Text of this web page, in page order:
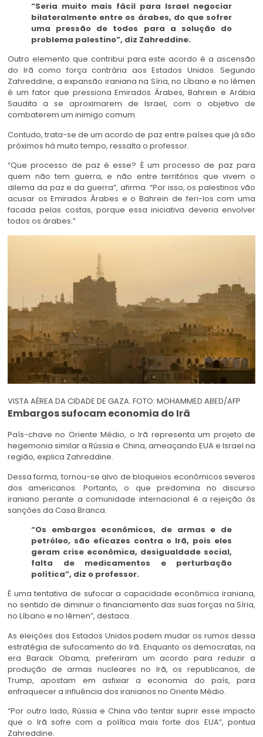
“Seria muito mais fácil para Israel negociar
bilateralmente entre os árabes, do que sofrer
uma pressão de todos para a solução do
problema palestino”, diz Zahreddine.
Outro elemento que contribui para este acordo é a ascensão
do Irã como força contrária aos Estados Unidos. Segundo
Zahreddine, a expansão iraniana na Síria, no Líbano e no Iêmen
é um fator que pressiona Emirados Árabes, Bahrein e Arábia
Saudita a se aproximarem de Israel, com o objetivo de
combaterem um inimigo comum.
Contudo, trata-se de um acordo de paz entre países que já são
próximos há muito tempo, ressalta o professor.
“Que processo de paz é esse? É um processo de paz para
quem não tem guerra, e não entre territórios que vivem o
dilema da paz e da guerra”, afirma. “Por isso, os palestinos vão
acusar os Emirados Árabes e o Bahrein de feri-los com uma
facada pelas costas, porque essa iniciativa deveria envolver
todos os árabes.”
VISTA AÉREA DA CIDADE DE GAZA. FOTO: MOHAMMED ABED/AFP
Embargos sufocam economia do Irã
País-chave no Oriente Médio, o Irã representa um projeto de
hegemonia similar a Rússia e China, ameaçando EUA e Israel na
região, explica Zahreddine.
Dessa forma, tornou-se alvo de bloqueios econômicos severos
dos americanos. Portanto, o que predomina no discurso
iraniano perante a comunidade internacional é a rejeição às
sanções da Casa Branca.
“Os embargos econômicos, de armas e de
petróleo, são eficazes contra o Irã, pois eles
geram crise econômica, desigualdade social,
falta de medicamentos e perturbação
política”, diz o professor.
É uma tentativa de sufocar a capacidade econômica iraniana,
no sentido de diminuir o financiamento das suas forças na Síria,
no Líbano e no Iêmen”, destaca..
As eleições dos Estados Unidos podem mudar os rumos dessa
estratégia de sufocamento do Irã. Enquanto os democratas, na
era Barack Obama, preferiram um acordo para reduzir a
produção de armas nucleares no Irã, os republicanos, de
Trump, apostam em asfixiar a economia do país, para
enfraquecer a influência dos iranianos no Oriente Médio.
“Por outro lado, Rússia e China vão tentar suprir esse impacto
que o Irã sofre com a política mais forte dos EUA”, pontua
Zahreddine.